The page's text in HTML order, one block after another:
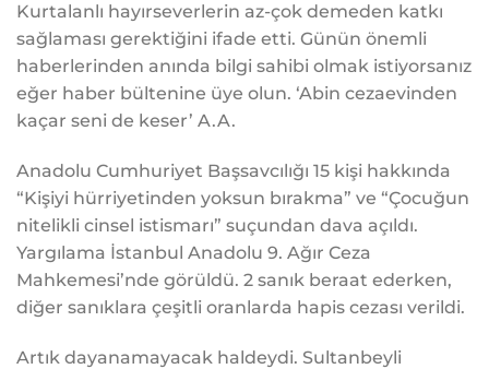
Kurtalanlı hayırseverlerin az-çok demeden katkı
sağlaması gerektiğini ifade etti. Günün önemli
haberlerinden anında bilgi sahibi olmak istiyorsanız
eğer haber bültenine üye olun. ‘Abin cezaevinden
kaçar seni de keser’ A.A.
Anadolu Cumhuriyet Başsavcılığı 15 kişi hakkında
“Kişiyi hürriyetinden yoksun bırakma” ve “Çocuğun
nitelikli cinsel istismarı” suçundan dava açıldı.
Yargılama İstanbul Anadolu 9. Ağır Ceza
Mahkemesi’nde görüldü. 2 sanık beraat ederken,
diğer sanıklara çeşitli oranlarda hapis cezası verildi.
Artık dayanamayacak haldeydi. Sultanbeyli